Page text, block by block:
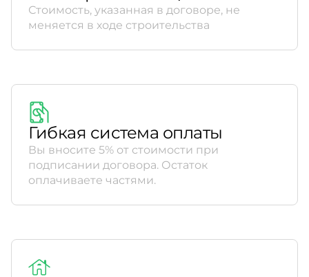
Стоимость, указанная в договоре, не
меняется в ходе строительства
Гибкая система оплаты
Вы вносите 5% от стоимости при
подписании договора. Остаток
оплачиваете частями.